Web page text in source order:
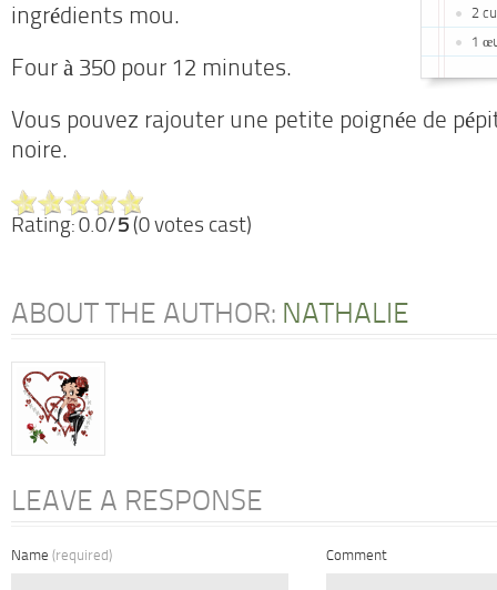
2
1
ingrédients mou.
Four à 350 pour 12 minutes.
Vous pouvez rajouter une petite poignée de
noire.
Rating: 0.0/5 (0 votes cast)
ABOUT THE AUTHOR: NATHALIE
LEAVE A RESPONSE
Name (required) Comment